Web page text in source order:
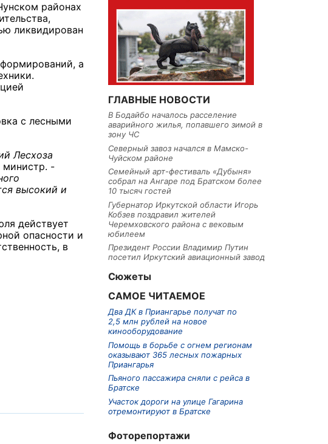
районах
ликвидирован
а
с лесными
Лесхоза
министр. -
высокий и
действует
опасности и
в
ГЛАВНЫЕ НОВОСТИ
В Бодайбо началось расселение
аварийного жилья, попавшего зимой в
зону ЧС
Северный завоз начался в Мамско-
Чуйском районе
Семейный арт-фестиваль «Дубыня»
собрал на Ангаре под Братском более
10 тысяч гостей
Губернатор Иркутской области Игорь
Кобзев поздравил жителей
Черемховского района с вековым
юбилеем
Президент России Владимир Путин
посетил Иркутский авиационный завод
Сюжеты
САМОЕ ЧИТАЕМОЕ
Два ДК в Приангарье получат по
2,5 млн рублей на новое
кинооборудование
Помощь в борьбе с огнем регионам
оказывают 365 лесных пожарных
Приангарья
Пьяного пассажира сняли с рейса в
Братске
Участок дороги на улице Гагарина
отремонтируют в Братске
Фоторепортажи